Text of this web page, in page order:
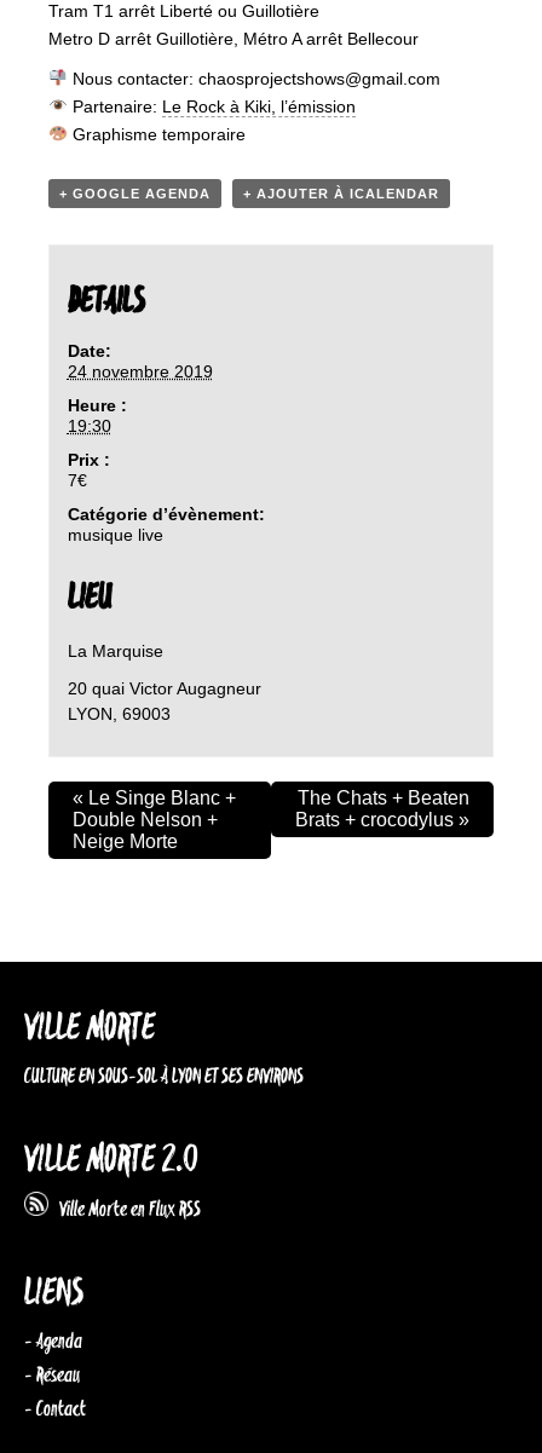
Tram T1 arrêt Liberté ou Guillotière
Metro D arrêt Guillotière, Métro A arrêt Bellecour
Nous contacter: chaosprojectshows@gmail.com
‍ Partenaire: Le Rock à Kiki, l’émission
Graphisme temporaire
+ GOOGLE AGENDA + AJOUTER À ICALENDAR
DETAILS
Date:
24 novembre 2019
Heure :
19:30
Prix :
7€
Catégorie d’évènement:
musique live
LIEU
La Marquise
20 quai Victor Augagneur
LYON 69003
« Le Singe Blanc +
Double Nelson +
Neige Morte
The Chats + Beaten
Brats + crocodylus »
VILLE MORTE
CULTURE EN SOUS-SOL À LYON ET SES ENVIRONS
VILLE MORTE 2.0
Ville Morte en Flux RSS
LIENS
- Agenda
- Réseau
- Contact